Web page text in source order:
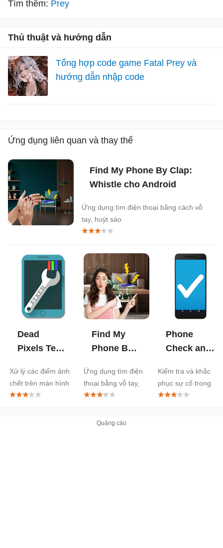
Tìm thêm: Prey
Thủ thuật và hướng dẫn
Tổng hợp code game Fatal Prey và
hướng dẫn nhập code
Ứng dụng liên quan và thay thế
Find My Phone By Clap:
Whistle cho Android
Ứng dụng tìm điện thoại bằng cách vỗ
tay, huýt sáo
Dead
Pixels Test
Android
Xử lý các điểm ảnh
chết trên màn hình
LCD
Find My
Phone By
Clap cho
Android
Ứng dụng tìm điện
thoại bằng vỗ tay,
huýt sáo
Phone
Check and
Android
Kiểm tra và khắc
phục sự cố trong
điện thoại